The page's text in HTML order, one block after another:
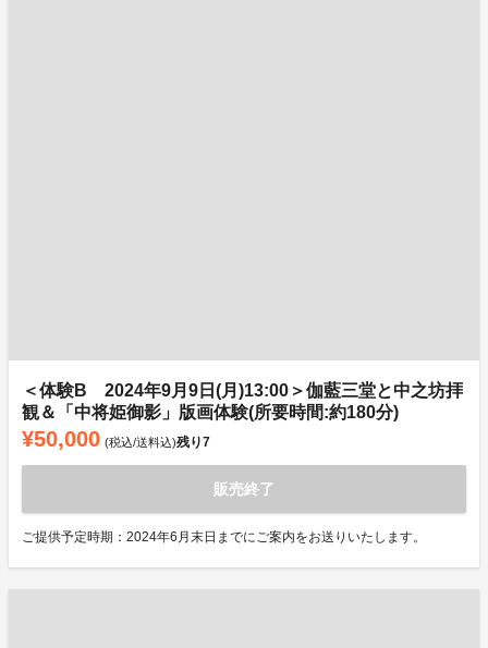
＜体験B 2024年9月9日(月)13:00＞伽藍三堂と中之坊拝
観＆「中将姫御影」版画体験(所要時間:約180分)
¥50,000 (税込/送料込)残り7
販売終了
ご提供予定時期：2024年6月末日までにご案内をお送りいたします。